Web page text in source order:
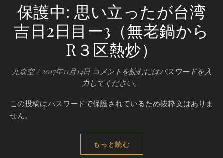
保護中: 思い立ったが台湾
吉日2日目ー3（無老鍋から
R３区熱炒）
九森空 / 2017年11月14日 コメントを読むにはパスワードを入
力してください。
この投稿はパスワードで保護されているため抜粋文はありま
せん。
もっと読む